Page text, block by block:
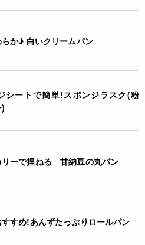
か♪ 白いクリームパン
シートで簡単!スポンジラスク(粉
リーで捏ねる 甘納豆の丸パン
すめ!あんずたっぷりロールパン